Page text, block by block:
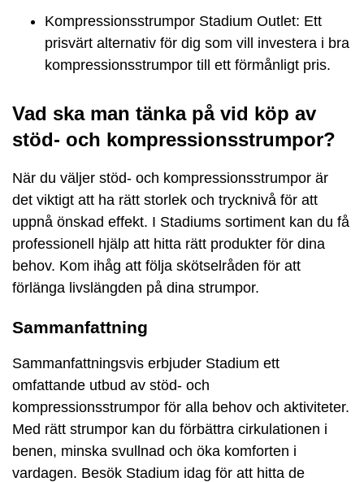
Kompressionsstrumpor Stadium Outlet: Ett
prisvärt alternativ för dig som vill investera i bra
kompressionsstrumpor till ett förmånligt pris.
Vad ska man tänka på vid köp av
stöd- och kompressionsstrumpor?
När du väljer stöd- och kompressionsstrumpor är
det viktigt att ha rätt storlek och trycknivå för att
uppnå önskad effekt. I Stadiums sortiment kan du få
professionell hjälp att hitta rätt produkter för dina
behov. Kom ihåg att följa skötselråden för att
förlänga livslängden på dina strumpor.
Sammanfattning
Sammanfattningsvis erbjuder Stadium ett
omfattande utbud av stöd- och
kompressionsstrumpor för alla behov och aktiviteter.
Med rätt strumpor kan du förbättra cirkulationen i
benen, minska svullnad och öka komforten i
vardagen. Besök Stadium idag för att hitta de